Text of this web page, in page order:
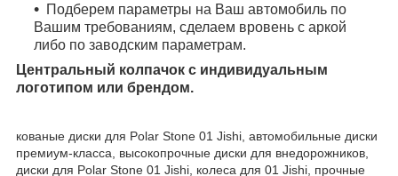
Подберем параметры на Ваш автомобиль по
Вашим требованиям, сделаем вровень с аркой
либо по заводским параметрам.
Центральный колпачок с индивидуальным
логотипом или брендом.
кованые диски для Polar Stone 01 Jishi, автомобильные диски
премиум-класса, высокопрочные диски для внедорожников,
диски для Polar Stone 01 Jishi, колеса для 01 Jishi, прочные